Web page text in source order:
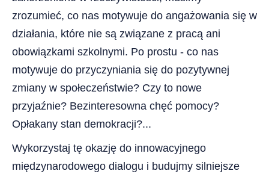
zrozumieć, co nas motywuje do angażowania się w
działania, które nie są związane z pracą ani
obowiązkami szkolnymi. Po prostu - co nas
motywuje do przyczyniania się do pozytywnej
zmiany w społeczeństwie? Czy to nowe
przyjaźnie? Bezinteresowna chęć pomocy?
Opłakany stan demokracji?...
Wykorzystaj tę okazję do innowacyjnego
międzynarodowego dialogu i budujmy silniejsze